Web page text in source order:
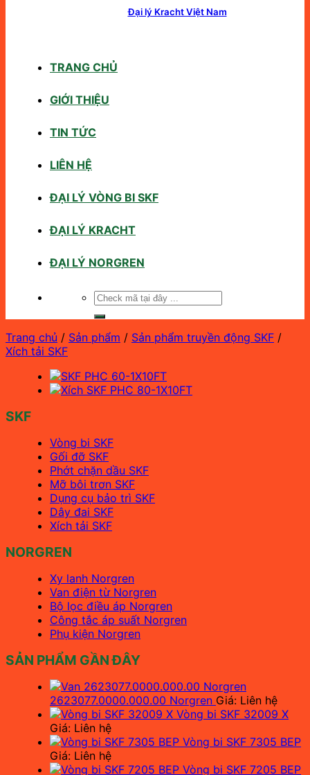
Đại lý Kracht Việt Nam
TRANG CHỦ
GIỚI THIỆU
TIN TỨC
LIÊN HỆ
ĐẠI LÝ VÒNG BI SKF
ĐẠI LÝ KRACHT
ĐẠI LÝ NORGREN
Tìm
Trang chủ / Sản phẩm / Sản phẩm truyền động SKF /
Xích tải SKF
SKF
Vòng bi SKF
Gối đỡ SKF
Phớt chặn dầu SKF
Mỡ bôi trơn SKF
Dụng cụ bảo trì SKF
Dây đai SKF
Xích tải SKF
NORGREN
Xy lanh Norgren
Van điện từ Norgren
Bộ lọc điều áp Norgren
Công tắc áp suất Norgren
Phụ kiện Norgren
SẢN PHẨM GẦN ĐÂY
2623077.0000.000.00 Norgren Giá: Liên hệ
Vòng bi SKF 32009 X
Giá: Liên hệ
Vòng bi SKF 7305 BEP
Giá: Liên hệ
Vòng bi SKF 7205 BEP